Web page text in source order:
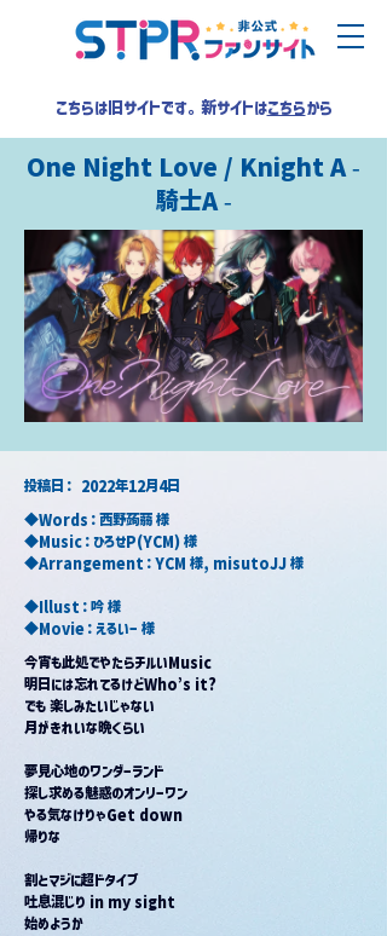
こちらは旧サイトです。新サイトはこちらから
One Night Love / Knight A -
騎士A -
​投稿日： 2022年12月4日
◆Words：西野蒟蒻 様
◆Music：ひろせP(YCM) 様
◆Arrangement：YCM 様, misutoJJ 様
◆Illust：吟 様
◆Movie：えるいー 様
今宵も此処でやたらチルいMusic
明日には忘れてるけどWho’s it?
でも 楽しみたいじゃない
月がきれいな晩くらい
夢見心地のワンダーランド
探し求める魅惑のオンリーワン
やる気なけりゃGet down
帰りな
割とマジに超ドタイプ
吐息混じり in my sight
始めようか